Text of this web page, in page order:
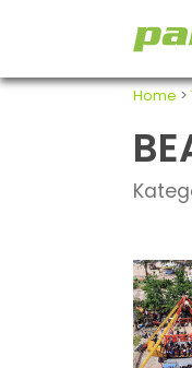
Home >